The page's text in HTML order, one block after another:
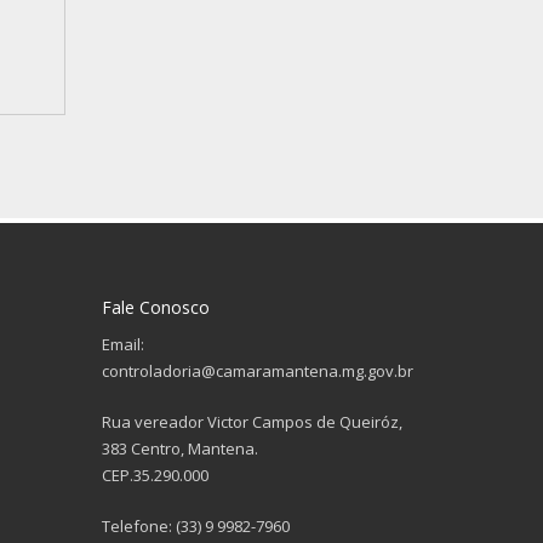
Fale Conosco
Email:
controladoria@camaramantena.mg.gov.br
Rua vereador Victor Campos de Queiróz,
383 Centro, Mantena.
CEP.35.290.000
Telefone: (33) 9 9982-7960